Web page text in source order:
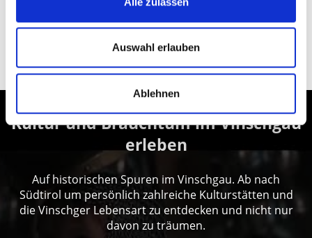
Auswahl erlauben
Ablehnen
Kultur und Brauchtum im Vinschgau
erleben
Auf historischen Spuren im Vinschgau. Ab nach
Südtirol um persönlich zahlreiche Kulturstätten und
die Vinschger Lebensart zu entdecken und nicht nur
davon zu träumen.